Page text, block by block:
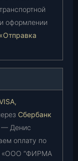
оформлении
«Отправка
Сбербанк
— Денис
оплату по
«ООО “ФИРМА